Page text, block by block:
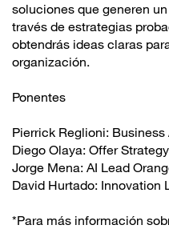
soluciones que generen
través de estrategias
obtendrás ideas claras
organización.
Ponentes
Pierrick Reglioni: Business
Diego Olaya: Offer
Jorge Mena: AI Lead
David Hurtado: Innovation
*Para más información